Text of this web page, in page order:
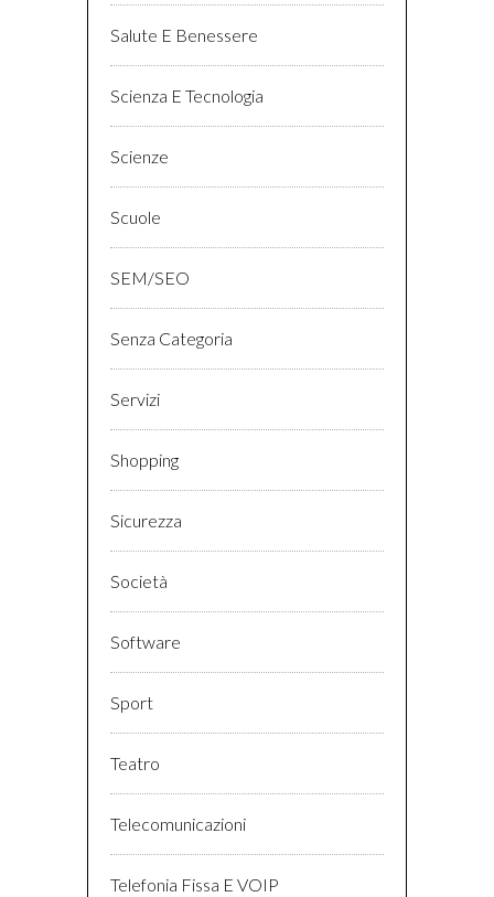
Salute E Benessere
Scienza E Tecnologia
Scienze
Scuole
SEM/SEO
Senza Categoria
Servizi
Shopping
Sicurezza
Società
Software
Sport
Teatro
Telecomunicazioni
Telefonia Fissa E VOIP